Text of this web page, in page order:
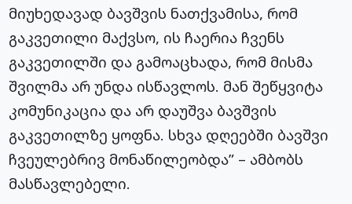
მიუხედავად ბავშვის ნათქვამისა, რომ
გაკვეთილი მაქვსო, ის ჩაერია ჩვენს
გაკვეთილში და გამოაცხადა, რომ მისმა
შვილმა არ უნდა ისწავლოს. მან შეწყვიტა
კომუნიკაცია და არ დაუშვა ბავშვის
გაკვეთილზე ყოფნა. სხვა დღეებში ბავშვი
ჩვეულებრივ მონაწილეობდა” – ამბობს
მასწავლებელი.